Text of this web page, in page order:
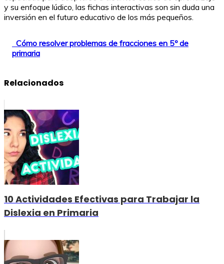
y su enfoque lúdico, las fichas interactivas son sin duda una
inversión en el futuro educativo de los más pequeños.
Cómo resolver problemas de fracciones en 5º de
primaria
Relacionados
10 Actividades Efectivas para Trabajar la
Dislexia en Primaria